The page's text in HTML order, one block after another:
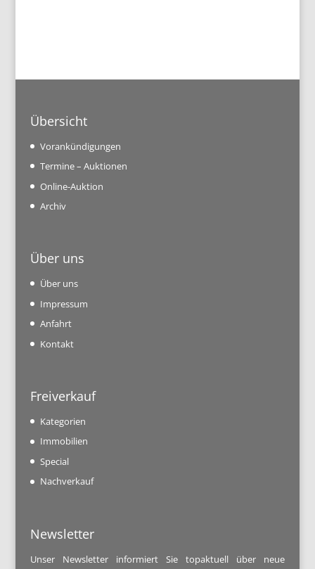
Übersicht
Vorankündigungen
Termine – Auktionen
Online-Auktion
Archiv
Über uns
Über uns
Impressum
Anfahrt
Kontakt
Freiverkauf
Kategorien
Immobilien
Special
Nachverkauf
Newsletter
Unser Newsletter informiert Sie topaktuell über neue